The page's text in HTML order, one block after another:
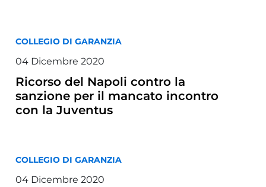
COLLEGIO DI GARANZIA
04 Dicembre 2020
Ricorso del Napoli contro la
sanzione per il mancato incontro
con la Juventus
COLLEGIO DI GARANZIA
04 Dicembre 2020